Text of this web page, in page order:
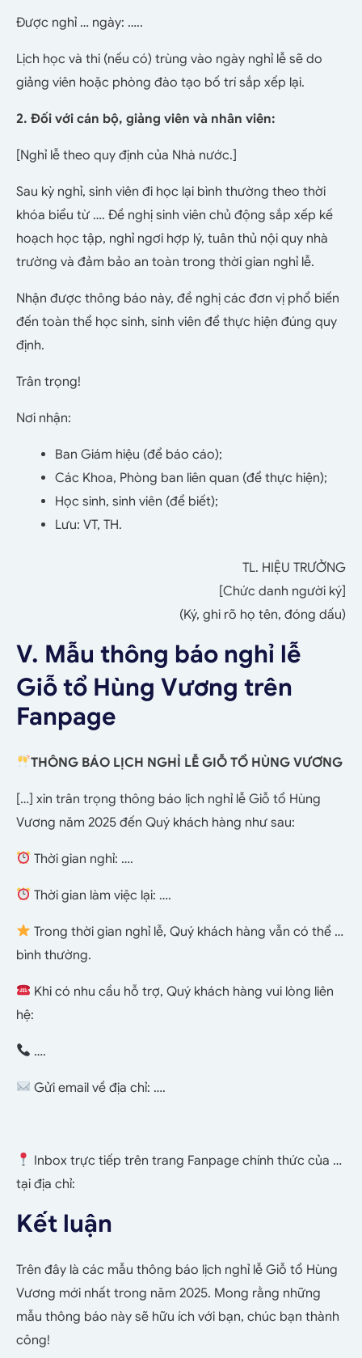
Được nghỉ … ngày: …..
Lịch học và thi (nếu có) trùng vào ngày nghỉ lễ sẽ do
giảng viên hoặc phòng đào tạo bố trí sắp xếp lại.
2. Đối với cán bộ, giảng viên và nhân viên:
[Nghỉ lễ theo quy định của Nhà nước.]
Sau kỳ nghỉ, sinh viên đi học lại bình thường theo thời
khóa biểu từ …. Đề nghị sinh viên chủ động sắp xếp kế
hoạch học tập, nghỉ ngơi hợp lý, tuân thủ nội quy nhà
trường và đảm bảo an toàn trong thời gian nghỉ lễ.
Nhận được thông báo này, đề nghị các đơn vị phổ biến
đến toàn thể học sinh, sinh viên để thực hiện đúng quy
định.
Trân trọng!
Nơi nhận:
Ban Giám hiệu (để báo cáo);
Các Khoa, Phòng ban liên quan (để thực hiện);
Học sinh, sinh viên (để biết);
Lưu: VT, TH.
TL. HIỆU TRƯỞNG
[Chức danh người ký]
(Ký, ghi rõ họ tên, đóng dấu)
V. Mẫu thông báo nghỉ lễ
Giỗ tổ Hùng Vương trên
Fanpage
THÔNG BÁO LỊCH NGHỈ LỄ GIỖ TỔ HÙNG VƯƠNG
[…] xin trân trọng thông báo lịch nghỉ lễ Giỗ tổ Hùng
Vương năm 2025 đến Quý khách hàng như sau:
Thời gian nghỉ: ….
Thời gian làm việc lại: ….
Trong thời gian nghỉ lễ, Quý khách hàng vẫn có thể …
bình thường.
Khi có nhu cầu hỗ trợ, Quý khách hàng vui lòng liên
hệ:
….
Gửi email về địa chỉ: ….
Inbox trực tiếp trên trang Fanpage chính thức của …
tại địa chỉ:
Kết luận
Trên đây là các mẫu thông báo lịch nghỉ lễ Giỗ tổ Hùng
Vương mới nhất trong năm 2025. Mong rằng những
mẫu thông báo này sẽ hữu ích với bạn, chúc bạn thành
công!